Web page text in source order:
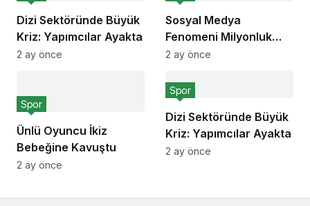
Dizi Sektöründe Büyük
Kriz: Yapımcılar Ayakta
2 ay önce
Sosyal Medya
Fenomeni Milyonluk
Anlaşma İmzaladı
2 ay önce
Ünlü Oyuncu İkiz
Bebeğine Kavuştu
Spor
2 ay önce
Dizi Sektöründe Büyük
Kriz: Yapımcılar Ayakta
Spor
2 ay önce